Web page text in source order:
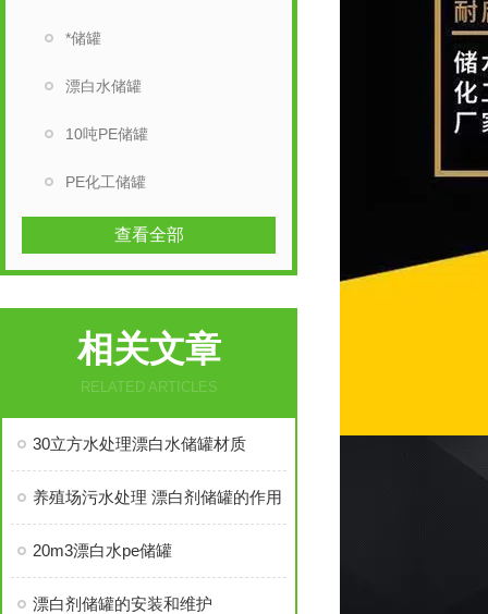
*储罐
漂白水储罐
10吨PE储罐
PE化工储罐
查看全部
相关文章
RELATED ARTICLES
30立方水处理漂白水储罐材质
养殖场污水处理 漂白剂储罐的作用
20m3漂白水pe储罐
漂白剂储罐的安装和维护